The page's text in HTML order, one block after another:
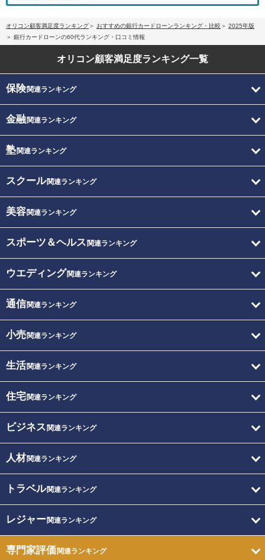
オリコン顧客満足度ランキング おすすめの銀行カードローンランキング・比較
2025年版
銀行カードローンの60代ランキング・口コミ情報
オリコン顧客満足度ランキング一覧
保険関連ランキング
金融関連ランキング
塾関連ランキング
スクール関連ランキング
美容関連ランキング
スポーツ＆ヘルス 関連ランキング
ウエディング関連ランキング
通信関連ランキング
小売関連ランキング
生活関連ランキング
住宅関連ランキング
ビジネス 関連ランキング
人材関連ランキング
トラベル関連ランキング
レジャー関連ランキング
専門家評価関連ランキング